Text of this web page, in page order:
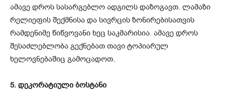
ამავე დროს სასარგებლო ადგილს დაზოგავთ. ლამაზი
რელიეფის შექმნისა და სივრცის ზონირებისათვის
რამდენიმე წიწვოვანი ხეც საკმარისია. ამავე დროს
შესაძლებლობა გექნებათ თავი ტოპიარულ
ხელოვნებაშიც გამოცადოთ.
5. დეკორატიული ბოსტანი